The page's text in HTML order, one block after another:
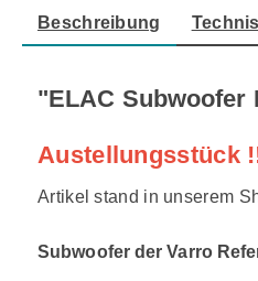
Beschreibung
"ELAC Subwoofer
Austellungsstück
Artikel stand in unserem
Subwoofer der Varro